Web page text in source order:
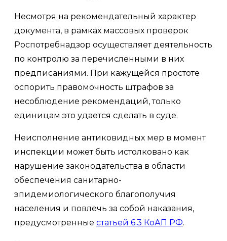
Несмотря на рекомендательный характер
документа, в рамках массовых проверок
Роспотребнадзор осуществляет деятельность
по контролю за перечисленными в них
предписаниями. При кажущейся простоте
оспорить правомочность штрафов за
несоблюдение рекомендаций, только
единицам это удается сделать в суде.
Неисполнение антиковидных мер в момент
инспекции может быть истолковано как
нарушение законодательства в области
обеспечения санитарно-
эпидемиологического благополучия
населения и повлечь за собой наказания,
предусмотренные статьей 6.3 КоАП РФ.